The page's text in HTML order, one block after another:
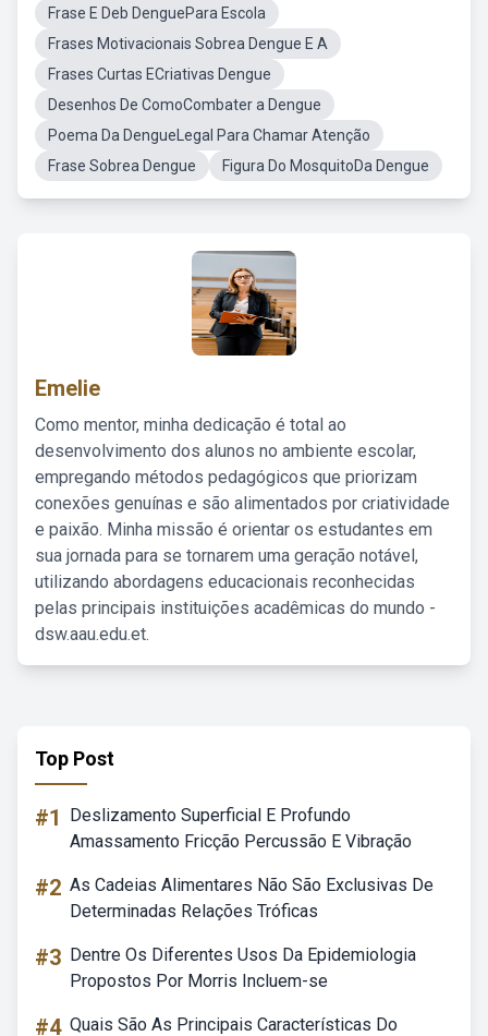
Frase E Deb DenguePara Escola
Frases Motivacionais Sobrea Dengue E A
Frases Curtas ECriativas Dengue
Desenhos De ComoCombater a Dengue
Poema Da DengueLegal Para Chamar Atenção
Frase Sobrea Dengue
Figura Do MosquitoDa Dengue
Emelie
Como mentor, minha dedicação é total ao
desenvolvimento dos alunos no ambiente escolar,
empregando métodos pedagógicos que priorizam
conexões genuínas e são alimentados por criatividade
e paixão. Minha missão é orientar os estudantes em
sua jornada para se tornarem uma geração notável,
utilizando abordagens educacionais reconhecidas
pelas principais instituições acadêmicas do mundo -
dsw.aau.edu.et.
Top Post
#1
Deslizamento Superficial E Profundo
Amassamento Fricção Percussão E Vibração
#2 As Cadeias Alimentares Não São Exclusivas De
Determinadas Relações Tróficas
#3 Dentre Os Diferentes Usos Da Epidemiologia
Propostos Por Morris Incluem-se
#4 Quais São As Principais Características Do